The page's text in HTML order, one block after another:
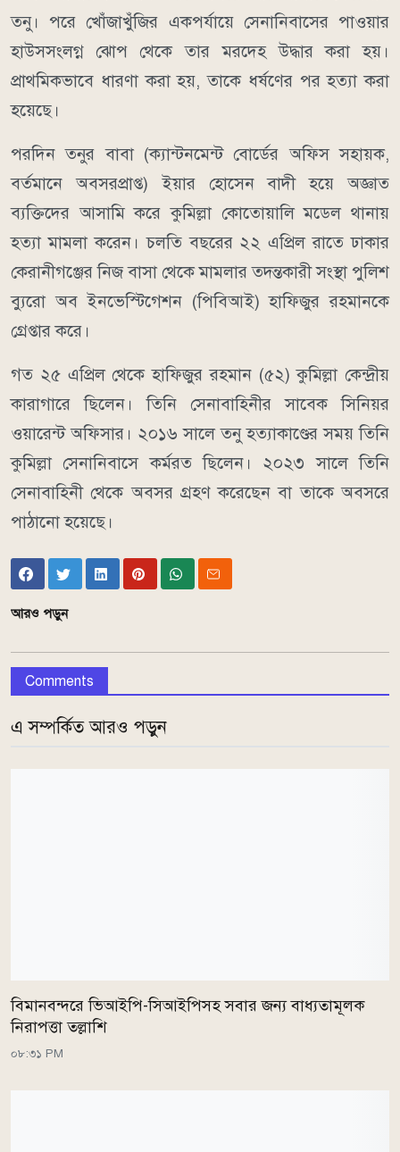
তনু। পরে খোঁজাখুঁজির একপর্যায়ে সেনানিবাসের পাওয়ার
হাউসসংলগ্ন ঝোপ থেকে তার মরদেহ উদ্ধার করা হয়।
প্রাথমিকভাবে ধারণা করা হয়, তাকে ধর্ষণের পর হত্যা করা
হয়েছে।
পরদিন তনুর বাবা (ক্যান্টনমেন্ট বোর্ডের অফিস সহায়ক,
বর্তমানে অবসরপ্রাপ্ত) ইয়ার হোসেন বাদী হয়ে অজ্ঞাত
ব্যক্তিদের আসামি করে কুমিল্লা কোতোয়ালি মডেল থানায়
হত্যা মামলা করেন। চলতি বছরের ২২ এপ্রিল রাতে ঢাকার
কেরানীগঞ্জের নিজ বাসা থেকে মামলার তদন্তকারী সংস্থা পুলিশ
ব্যুরো অব ইনভেস্টিগেশন (পিবিআই) হাফিজুর রহমানকে
গ্রেপ্তার করে।
গত ২৫ এপ্রিল থেকে হাফিজুর রহমান (৫২) কুমিল্লা কেন্দ্রীয়
কারাগারে ছিলেন। তিনি সেনাবাহিনীর সাবেক সিনিয়র
ওয়ারেন্ট অফিসার। ২০১৬ সালে তনু হত্যাকাণ্ডের সময় তিনি
কুমিল্লা সেনানিবাসে কর্মরত ছিলেন। ২০২৩ সালে তিনি
সেনাবাহিনী থেকে অবসর গ্রহণ করেছেন বা তাকে অবসরে
পাঠানো হয়েছে।
আরও পড়ুন
Comments
এ সম্পর্কিত আরও পড়ুন
বিমানবন্দরে ভিআইপি-সিআইপিসহ সবার জন্য বাধ্যতামূলক
নিরাপত্তা তল্লাশি
০৮:৩১ PM